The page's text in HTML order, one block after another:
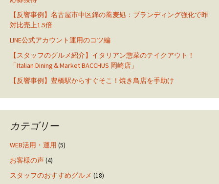
【反響事例】名古屋市中区錦の蕎麦処：ブランディング強化で昨
対比売上1.5倍
LINE公式アカウント運用のコツ編
【スタッフのグルメ紹介】イタリアン惣菜のテイクアウト！
「Italian Dining＆Market BACCHUS 岡崎店」
【反響事例】豊橋駅からすぐそこ！焼き鳥店を手助け
カテゴリー
WEB活用・運用 (5)
お客様の声(4)
スタッフのおすすめグルメ (18)